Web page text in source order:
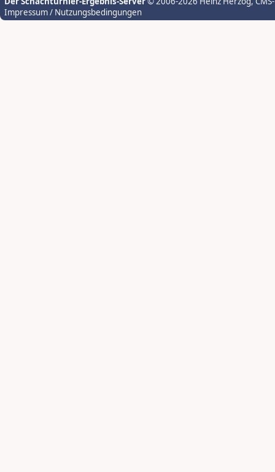
Impressum / Nutzungsbedingungen